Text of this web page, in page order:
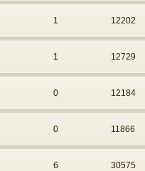
1 12202
1 12729
0 12184
0 11866
6 30575